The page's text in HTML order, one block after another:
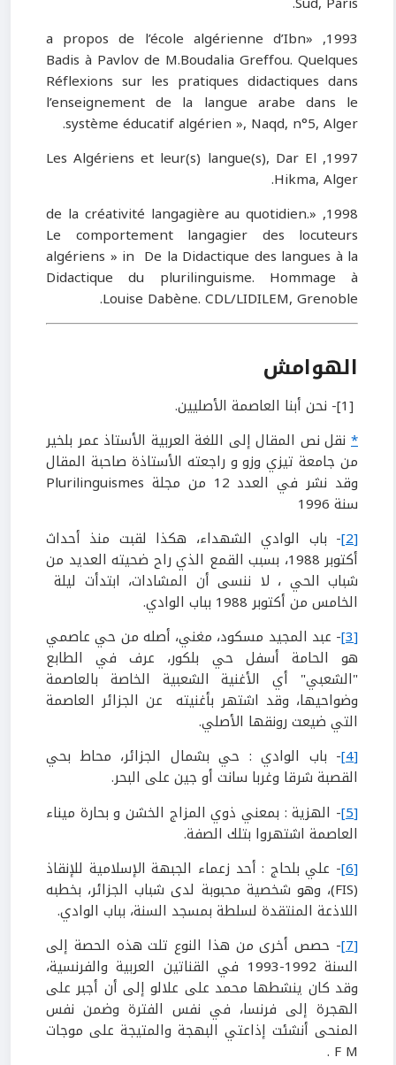
1993, «a propos de l’école algérienne d’Ibn
Badis à Pavlov de M.Boudalia Greffou. Quelques
Réflexions sur les pratiques didactiques dans
l’enseignement de la langue arabe dans le
système éducatif algérien », Naqd, n°5, Alger.
1997, Les Algériens et leur(s) langue(s), Dar El
Hikma, Alger.
1998, «de la créativité langagière au quotidien.
Le comportement langagier des locuteurs
algériens » in De la Didactique des langues à la
Didactique du plurilinguisme. Hommage à
Louise Dabène. CDL/LIDILEM, Grenoble.
الهوامش
[1]- نحن أبنا العاصمة الأصليين.
* نقل نص المقال إلى اللغة العربية الأستاذ عمر بلخير
من جامعة تيزي وزو و راجعته الأستاذة صاحبة المقال
وقد نشر في العدد 12 من مجلة Plurilinguismes
سنة 1996
[2] - باب الوادي الشهداء، هكذا لقبت منذ أحداث
أكتوبر 1988، بسبب القمع الذي راح ضحيته العديد من
شباب الحي ، لا ننسى أن المشادات، ابتدأت ليلة
الخامس من أكتوبر 1988 بباب الوادي.
[3] - عبد المجيد مسكود، مغني، أصله من حي عاصمي
هو الحامة أسفل حي بلكور، عرف في الطابع
"الشعبي" أي الأغنية الشعبية الخاصة بالعاصمة
وضواحيها، وقد اشتهر بأغنيته عن الجزائر العاصمة
التي ضيعت رونقها الأصلي.
[4] - باب الوادي : حي بشمال الجزائر، محاط بحي
القصبة شرقا وغربا سانت أو جين على البحر.
[5] - الهزية : بمعني ذوي المزاج الخشن و بحارة ميناء
العاصمة اشتهروا بتلك الصفة.
[6] - علي بلحاج : أحد زعماء الجبهة الإسلامية للإنقاذ
(FIS)، وهو شخصية محبوبة لدى شباب الجزائر، بخطبه
اللاذعة المنتقدة لسلطة بمسجد السنة، بباب الوادي.
[7] - حصص أخرى من هذا النوع تلت هذه الحصة إلى
السنة 1992-1993 في القناتين العربية والفرنسية،
وقد كان ينشطها محمد على علالو إلى أن أجبر على
الهجرة إلى فرنسا، في نفس الفترة وضمن نفس
المنحى أنشئت إذاعتي البهجة والمتيجة على موجات
F M .